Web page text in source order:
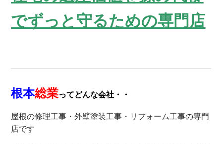
でずっと守るための専門店
根本総業ってどんな会社・・
屋根の修理工事・外壁塗装工事・リフォーム工事の専門
店です